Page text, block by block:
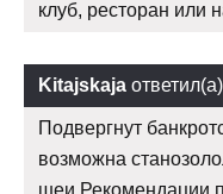
клуб, ресторан или
Kitajskaja ответил(а)
Подвергнут
возможна
шеи Рекомендации